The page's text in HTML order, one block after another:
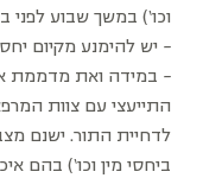
וכו‘) במשך שבוע לפני
− יש להימנע מקיום יחסי מין 48 שעות
− במידה ואת מדממת
התייעצי עם צוות
לדחיית התור. ישנם
ביחסי מין וכו‘) בהם